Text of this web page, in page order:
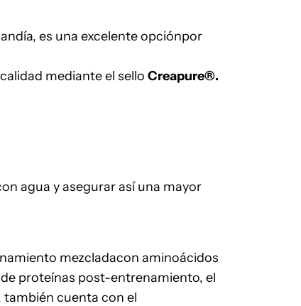
es una excelente opciónpor
mediante el sello Creapure®.
agua y asegurar así una mayor
mezcladacon aminoácidos
proteínas post-entrenamiento, el
también cuenta con el